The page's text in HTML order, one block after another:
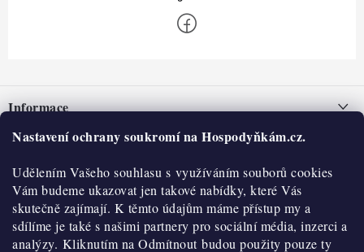
Nastavení ochrany soukromí na Hospodyňkám.cz.
Udělením Vašeho souhlasu s využíváním souborů cookies
Vám budeme ukazovat jen takové nabídky, které Vás
skutečně zajímají. K těmto údajům máme přístup my a
sdílíme je také s našimi partnery pro sociální média, inzerci a
analýzy. Kliknutím na Odmítnout budou použity pouze ty
pInformace
Nepřevzetí zásilky na dobírku
Obchodní podmínky
Hodnocení obchodu
Blog
O nás
Historie
Kontakty
O nákupu
Reklamace a vratky